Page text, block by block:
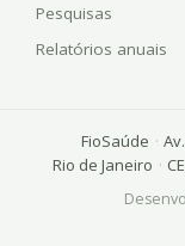
Pesquisas
Relatórios anuais
FioSaúde ·
Rio de Janeiro ·